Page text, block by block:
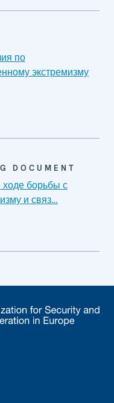
по
экстремизму
DOCUMENT
борьбы с
и связ…